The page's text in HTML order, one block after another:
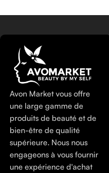
Avon Market vous offre
une large gamme de
produits de beauté et de
bien-être de qualité
supérieure. Nous nous
engageons à vous fournir
une expérience d'achat